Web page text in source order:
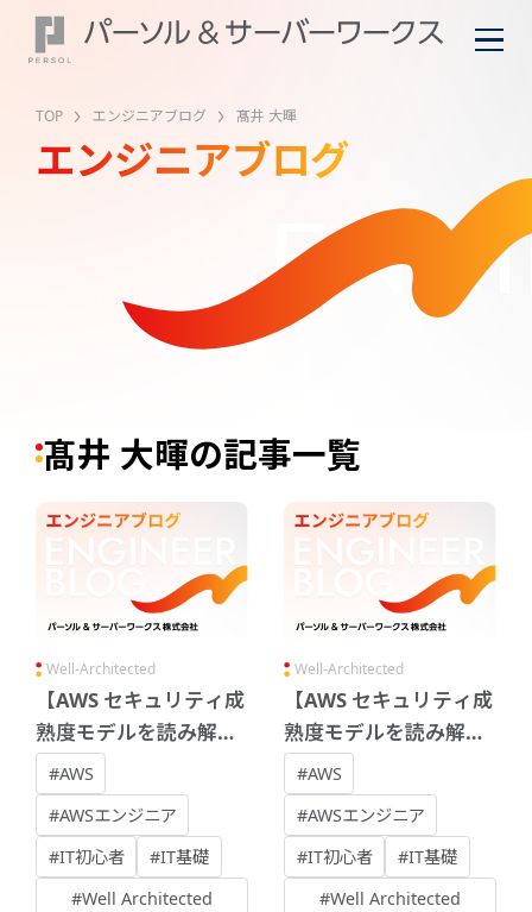
TOP エンジニアブログ 髙井 大暉
エンジニアブログ
髙井 大暉の記事一覧
Well-Architected
【AWS セキュリティ成
熟度モデルを読み解
く】 - 効率化
#AWS
#AWSエンジニア
#IT初心者
#IT基礎
#Well Architected
Well-Architected
【AWS セキュリティ成
熟度モデルを読み解
く】 - クイックウィン
#AWS
#AWSエンジニア
#IT初心者
#IT基礎
#Well Architected